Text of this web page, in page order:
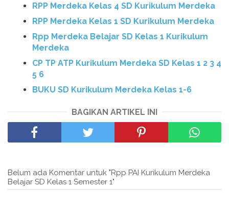
RPP Merdeka Kelas 4 SD Kurikulum Merdeka
RPP Merdeka Kelas 1 SD Kurikulum Merdeka
Rpp Merdeka Belajar SD Kelas 1 Kurikulum
Merdeka
CP TP ATP Kurikulum Merdeka SD Kelas 1 2 3 4
5 6
BUKU SD Kurikulum Merdeka Kelas 1-6
BAGIKAN ARTIKEL INI
Belum ada Komentar untuk "Rpp PAI Kurikulum Merdeka
Belajar SD Kelas 1 Semester 1"